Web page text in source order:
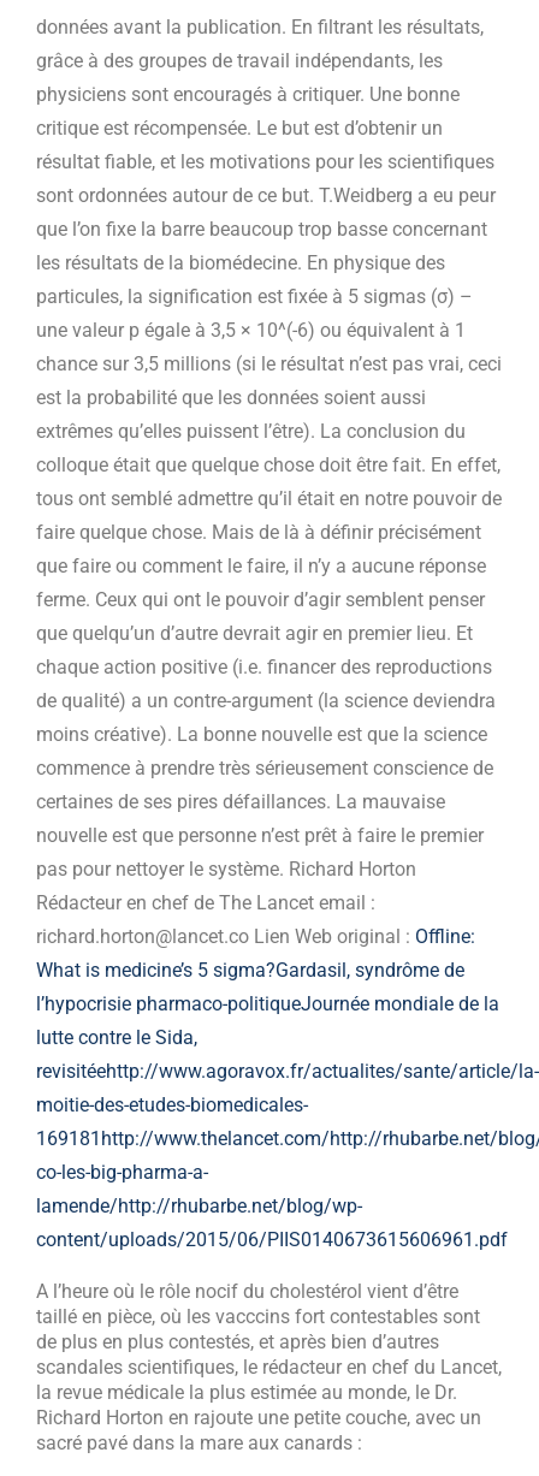
données avant la publication. En filtrant les résultats,
grâce à des groupes de travail indépendants, les
physiciens sont encouragés à critiquer. Une bonne
critique est récompensée. Le but est d’obtenir un
résultat fiable, et les motivations pour les scientifiques
sont ordonnées autour de ce but. T.Weidberg a eu peur
que l’on fixe la barre beaucoup trop basse concernant
les résultats de la biomédecine. En physique des
particules, la signification est fixée à 5 sigmas (σ) –
une valeur p égale à 3,5 × 10^(-6) ou équivalent à 1
chance sur 3,5 millions (si le résultat n’est pas vrai, ceci
est la probabilité que les données soient aussi
extrêmes qu’elles puissent l’être). La conclusion du
colloque était que quelque chose doit être fait. En effet,
tous ont semblé admettre qu’il était en notre pouvoir de
faire quelque chose. Mais de là à définir précisément
que faire ou comment le faire, il n’y a aucune réponse
ferme. Ceux qui ont le pouvoir d’agir semblent penser
que quelqu’un d’autre devrait agir en premier lieu. Et
chaque action positive (i.e. financer des reproductions
de qualité) a un contre-argument (la science deviendra
moins créative). La bonne nouvelle est que la science
commence à prendre très sérieusement conscience de
certaines de ses pires défaillances. La mauvaise
nouvelle est que personne n’est prêt à faire le premier
pas pour nettoyer le système. Richard Horton
Rédacteur en chef de The Lancet email :
richard.horton@lancet.co Lien Web original : Offline:
What is medicine’s 5 sigma?Gardasil, syndrôme de
l’hypocrisie pharmaco-politiqueJournée mondiale de la
lutte contre le Sida,
revisitéehttp://www.agoravox.fr/actualites/sante/article/la-
moitie-des-etudes-biomedicales-
169181 http://www.thelancet.com/http://rhubarbe.net/
co-les-big-pharma-a-
lamende/http://rhubarbe.net/blog/wp-
content/uploads/2015/06/PIIS0140673615606961.pdf
A l’heure où le rôle nocif du cholestérol vient d’être
taillé en pièce, où les vacccins fort contestables sont
de plus en plus contestés, et après bien d’autres
scandales scientifiques, le rédacteur en chef du Lancet,
la revue médicale la plus estimée au monde, le Dr.
Richard Horton en rajoute une petite couche, avec un
sacré pavé dans la mare aux canards :